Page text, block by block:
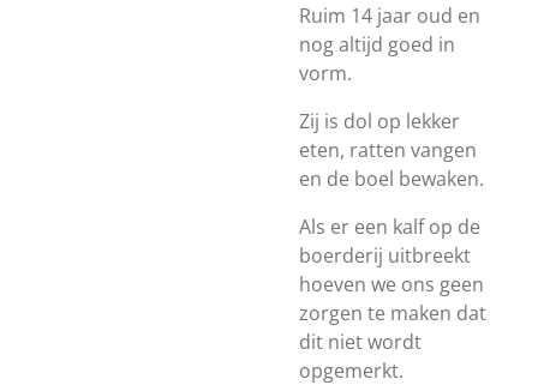
Ruim 14 jaar oud en
nog altijd goed in
vorm.
Zij is dol op lekker
eten, ratten vangen
en de boel bewaken.
Als er een kalf op de
boerderij uitbreekt
hoeven we ons geen
zorgen te maken dat
dit niet wordt
opgemerkt.